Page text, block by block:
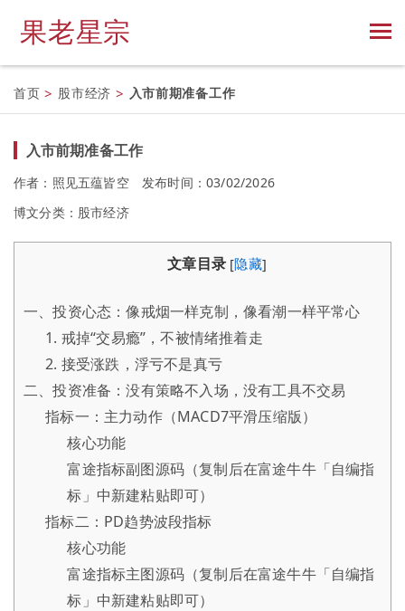
果老星宗
首页 > 股市经济 > 入市前期准备工作
入市前期准备工作
作者：照见五蕴皆空
发布时间：03/02/2026
博文分类： 股市经济
文章目录 [隐藏]
一、投资心态：像戒烟一样克制，像看潮一样平常心
1. 戒掉“交易瘾”，不被情绪推着走
2. 接受涨跌，浮亏不是真亏
二、投资准备：没有策略不入场，没有工具不交易
指标一：主力动作（MACD7平滑压缩版）
核心功能
富途指标副图源码（复制后在富途牛牛「自编指
标」中新建粘贴即可）
指标二：PD趋势波段指标
核心功能
富途指标主图源码（复制后在富途牛牛「自编指
标」中新建粘贴即可）